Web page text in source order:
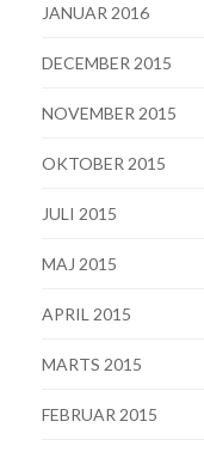
JANUAR 2016
DECEMBER 2015
NOVEMBER 2015
OKTOBER 2015
JULI 2015
MAJ 2015
APRIL 2015
MARTS 2015
FEBRUAR 2015